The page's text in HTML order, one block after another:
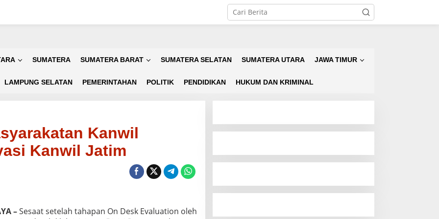
SUMATERA SUMATERA BARAT SUMATERA SELATAN SUMATERA UTARA JAWA TIMUR
LAMPUNG SELATAN PEMERINTAHAN POLITIK PENDIDIKAN HUKUM DAN KRIMINAL
Kanwil
Kanwil Jatim
–Sesaat setelah tahapan On Desk Evaluation oleh